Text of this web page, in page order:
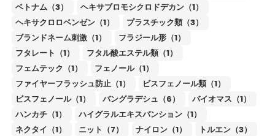
ベトナム（3）
ヘキサブロモシクロドデカン（1）
ヘキサクロロベンゼン（1）
プラスチック類（3）
ブランドネーム刺激（1）
フラジール形（1）
フタレート（1）
フタル酸エステル類（1）
フェムテック（1）
フェノール（1）
ファイヤーフラッシュ防止（1）
ビスフェノール類（1）
ビスフェノール（1）
バングラデシュ（6）
バイオマス（1）
ハンカチ（1）
ハイグラルエキスパンション（1）
ネクタイ（1）
ニット（7） ナイロン（1）
トルエン（3）